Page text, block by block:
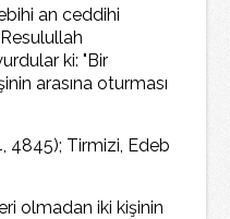
an ceddihi
ki: "Bir
arasına oturması
4845); Tirmizi, Edeb
olmadan iki kişinin